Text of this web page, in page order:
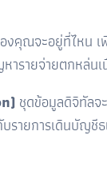
งคุณจะอยู่ที่ไหน เ
รายจ่ายตกหล่น
ชุดข้อมูลดิจิทัล
ยการเดินบัญชี